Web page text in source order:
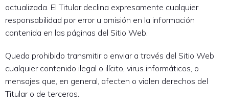
actualizada. El Titular declina expresamente cualquier
responsabilidad por error u omisión en la información
contenida en las páginas del Sitio Web.
Queda prohibido transmitir o enviar a través del Sitio Web
cualquier contenido ilegal o ilícito, virus informáticos, o
mensajes que, en general, afecten o violen derechos del
Titular o de terceros.